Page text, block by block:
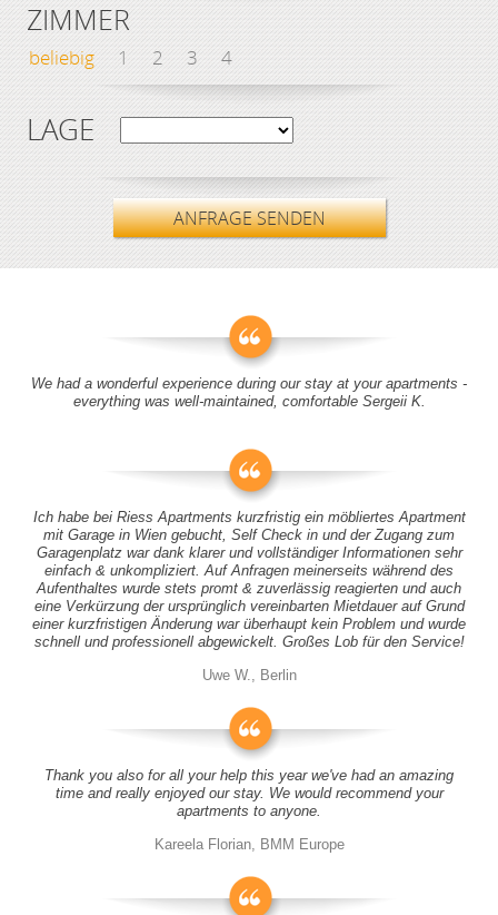
ZIMMER
beliebig 1 2 3 4
LAGE
ANFRAGE SENDEN
We had a wonderful experience during our stay at your apartments -
everything was well-maintained, comfortable Sergeii K.
Ich habe bei Riess Apartments kurzfristig ein möbliertes Apartment
mit Garage in Wien gebucht, Self Check in und der Zugang zum
Garagenplatz war dank klarer und vollständiger Informationen sehr
einfach & unkompliziert. Auf Anfragen meinerseits während des
Aufenthaltes wurde stets promt & zuverlässig reagierten und auch
eine Verkürzung der ursprünglich vereinbarten Mietdauer auf Grund
einer kurzfristigen Änderung war überhaupt kein Problem und wurde
schnell und professionell abgewickelt. Großes Lob für den Service!
Uwe W., Berlin
Thank you also for all your help this year we've had an amazing
time and really enjoyed our stay. We would recommend your
apartments to anyone.
Kareela Florian, BMM Europe